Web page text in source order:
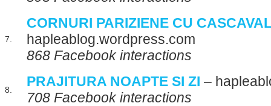
7.
CORNURI PARIZIENE CU
hapleablog.wordpress.com
868 Facebook interactions
8.
PRAJITURA NOAPTE SI ZI –
708 Facebook interactions